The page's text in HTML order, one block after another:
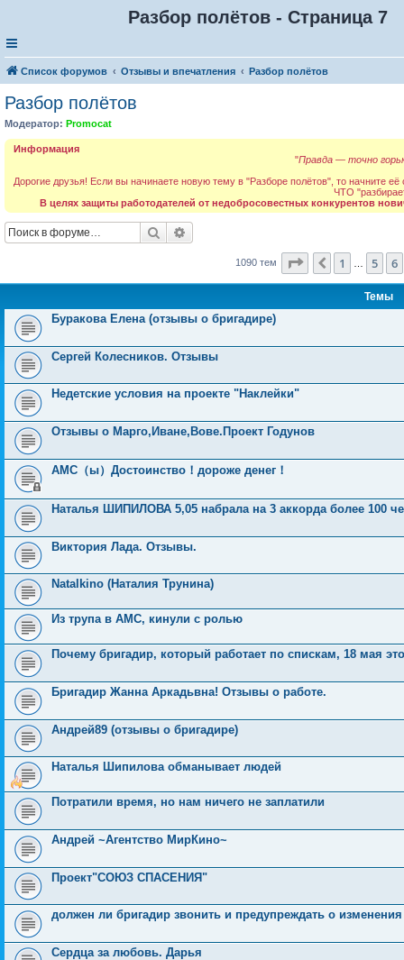
Разбор полётов - Страница 7
Список форумов Отзывы и впечатления Разбор полётов
Разбор полётов
Модератор: Promocat
Информация
"Правда — точно
Дорогие друзья! Если вы начинаете новую тему в "Разборе полётов", то начните
ЧТО
В целях защиты работодателей от недобросовестных конкурентов
Поиск
1090 тем Страница из 44
Пред.
1 5 6
Темы
Буракова Елена (отзывы о бригадире)
Сергей Колесников. Отзывы
Недетские условия на проекте "Наклейки"
Отзывы о Марго,Иване,Вове.Проект Годунов
АМС（ы）Достоинство！дороже денег！
Наталья ШИПИЛОВА 5,05 набрала на 3 аккорда более 100
Виктория Лада. Отзывы.
Natalkino (Наталия Трунина)
Из трупа в АМС, кинули с ролью
Почему бригадир, который работает по спискам, 18 мая
Бригадир Жанна Аркадьвна! Отзывы о работе.
Андрей89 (отзывы о бригадире)
Наталья Шипилова обманывает людей
Потратили время, но нам ничего не заплатили
Андрей ~Агентство МирКино~
Проект"СОЮЗ СПАСЕНИЯ"
должен ли бригадир звонить и предупреждать о
Сердца за любовь. Дарья